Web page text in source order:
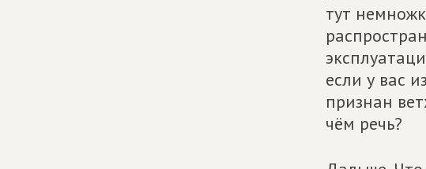
тут
если у вас
признан
чём речь?